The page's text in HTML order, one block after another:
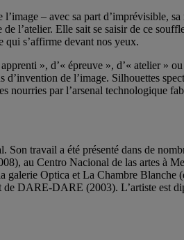
l’image – avec sa part d’imprévisible,
l’atelier. Elle sait se saisir de ce
qui s’affirme devant nos yeux.
», d’« épreuve », d’« atelier »
d’invention de l’image. Silhouettes
nourries par l’arsenal technologique
Son travail a été présenté dans de
au Centro Nacional de las artes à
galerie Optica et La Chambre
DARE-DARE (2003). L’artiste est